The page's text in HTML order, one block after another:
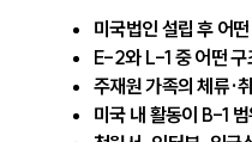
미국법인 설립 후 어
E-2와 L-1 중 어떤 구
주재원 가족의 체류·
미국 내 활동이 B-1 범